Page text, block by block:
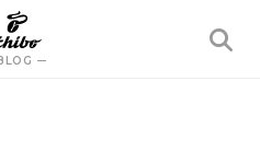
VYHĽADÁVANIE